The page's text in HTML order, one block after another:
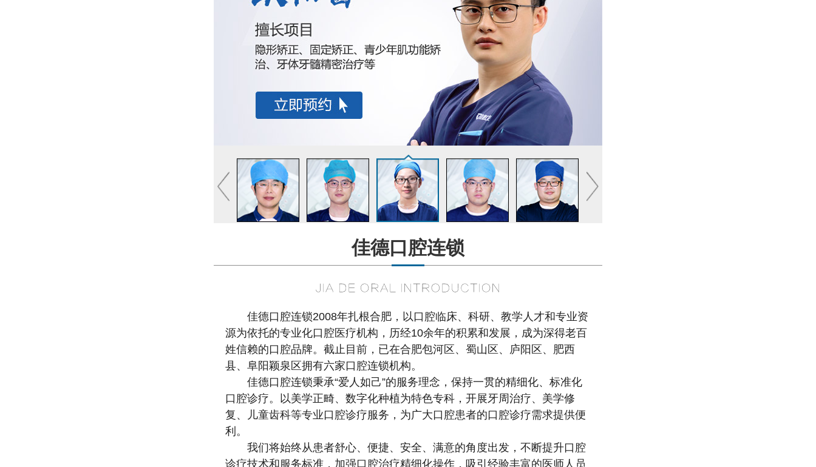
佳德口腔连锁
佳德口腔连锁2008年扎根合肥，以口腔临床、科研、教学人才和专业资
源为依托的专业化口腔医疗机构，历经10余年的积累和发展，成为深得老百
姓信赖的口腔品牌。截止目前，已在合肥包河区、蜀山区、庐阳区、肥西
县、阜阳颖泉区拥有六家口腔连锁机构。
佳德口腔连锁秉承“爱人如己”的服务理念，保持一贯的精细化、标准化
口腔诊疗。以美学正畸、数字化种植为特色专科，开展牙周治疗、美学修
复、儿童齿科等专业口腔诊疗服务，为广大口腔患者的口腔诊疗需求提供便
利。
我们将始终从患者舒心、便捷、安全、满意的角度出发，不断提升口腔
诊疗技术和服务标准，加强口腔治疗精细化操作，吸引经验丰富的医师人员